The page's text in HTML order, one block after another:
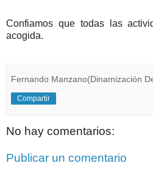
Confiamos que todas las
acogida.
Fernando Manzano(Dinamización
Compartir
No hay comentarios:
Publicar un comentario